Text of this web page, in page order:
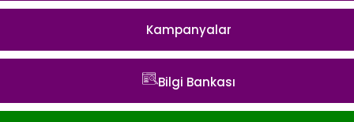
Kampanyalar
Bilgi Bankası